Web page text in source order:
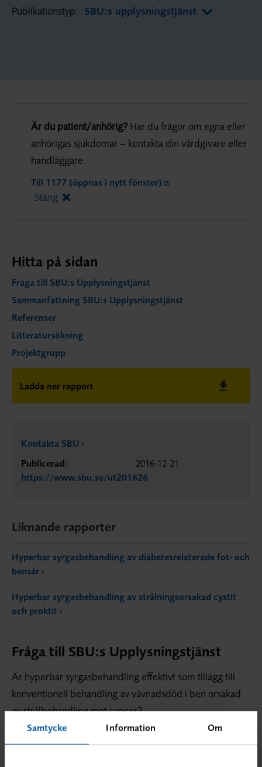
Samtycke Information Om
Publikationstyp: SBU:s upplysningstjänst
Är du patient/anhörig? Har du frågor om egna eller
anhörigas sjukdomar – kontakta din vårdgivare eller
handläggare.
Till 1177 (öppnas i nytt fönster)
Stäng
Hitta på sidan
Fråga till SBU:s Upplysningstjänst
Sammanfattning SBU:s Upplysningstjänst
Referenser
Litteratursökning
Projektgrupp
Ladda ner rapport
Kontakta SBU
Publicerad:
2016-12-21
https://www.sbu.se/ut201626
Liknande rapporter
Hyperbar syrgasbehandling av diabetesrelaterade fot- och
bensår
Hyperbar syrgasbehandling av strålningsorsakad cystit
och proktit
Fråga till SBU:s Upplysningstjänst
Är hyperbar syrgasbehandling effektivt som tillägg till
konventionell behandling av vävnadsdöd i ben orsakad
av strålbehandling mot cancer?
Sammanfattning SBU:s